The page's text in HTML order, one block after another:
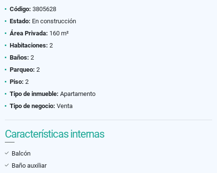
Código: 3805628
Estado: En construcción
Área Privada: 160 m²
Habitaciones: 2
Baños: 2
Parqueo: 2
Piso: 2
Tipo de inmueble: Apartamento
Tipo de negocio: Venta
Características internas
Balcón
Baño auxiliar